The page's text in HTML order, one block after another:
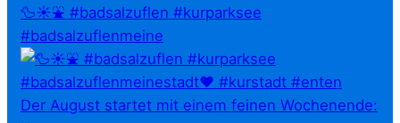
🦆☀️⛲ #badsalzuflen #kurparksee
#badsalzuflenmeine
Der August startet mit einem feinen Wochenende: